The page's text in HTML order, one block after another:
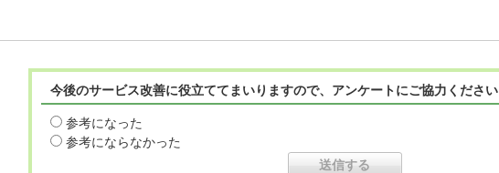
今後のサービス改善に役立ててまいりますので、アンケートにご協力ください
参考になった
参考にならなかった